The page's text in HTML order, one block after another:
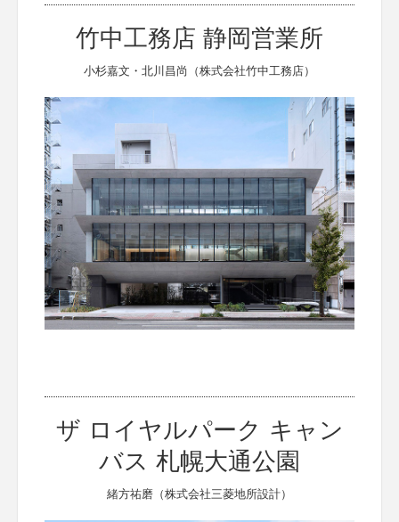
竹中工務店 静岡営業所
小杉嘉文・北川昌尚（株式会社竹中工務店）
ザ ロイヤルパーク キャン
バス 札幌大通公園
緒方祐磨（株式会社三菱地所設計）